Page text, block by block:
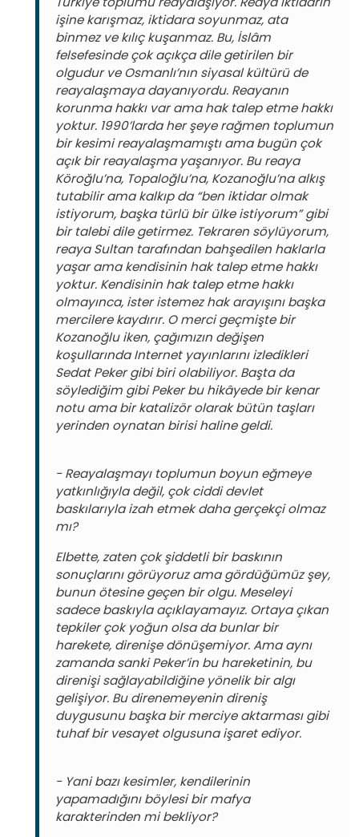
işine karışmaz, iktidara soyunmaz, ata
binmez ve kılıç kuşanmaz. Bu, İslâm
felsefesinde çok açıkça dile getirilen bir
olgudur ve Osmanlı’nın siyasal kültürü de
reayalaşmaya dayanıyordu. Reayanın
korunma hakkı var ama hak talep etme hakkı
yoktur. 1990’larda her şeye rağmen toplumun
bir kesimi reayalaşmamıştı ama bugün çok
açık bir reayalaşma yaşanıyor. Bu reaya
Köroğlu’na, Topaloğlu’na, Kozanoğlu’na alkış
tutabilir ama kalkıp da “ben iktidar olmak
istiyorum, başka türlü bir ülke istiyorum” gibi
bir talebi dile getirmez. Tekraren söylüyorum,
reaya Sultan tarafından bahşedilen haklarla
yaşar ama kendisinin hak talep etme hakkı
yoktur. Kendisinin hak talep etme hakkı
olmayınca, ister istemez hak arayışını başka
mercilere kaydırır. O merci geçmişte bir
Kozanoğlu iken, çağımızın değişen
koşullarında Internet yayınlarını izledikleri
Sedat Peker gibi biri olabiliyor. Başta da
söylediğim gibi Peker bu hikâyede bir kenar
notu ama bir katalizör olarak bütün taşları
yerinden oynatan birisi haline geldi.
- Reayalaşmayı toplumun boyun eğmeye
yatkınlığıyla değil, çok ciddi devlet
baskılarıyla izah etmek daha gerçekçi olmaz
mı?
Elbette, zaten çok şiddetli bir baskının
sonuçlarını görüyoruz ama gördüğümüz şey,
bunun ötesine geçen bir olgu. Meseleyi
sadece baskıyla açıklayamayız. Ortaya çıkan
tepkiler çok yoğun olsa da bunlar bir
harekete, direnişe dönüşemiyor. Ama aynı
zamanda sanki Peker’in bu hareketinin, bu
direnişi sağlayabildiğine yönelik bir algı
gelişiyor. Bu direnemeyenin direniş
duygusunu başka bir merciye aktarması gibi
tuhaf bir vesayet olgusuna işaret ediyor.
- Yani bazı kesimler, kendilerinin
yapamadığını böylesi bir mafya
karakterinden mi bekliyor?